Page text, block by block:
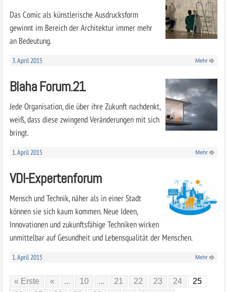
Das Comic als künstlerische Ausdrucksform
gewinnt im Bereich der Architektur immer mehr
an Bedeutung.
3. April 2015 Mehr
Blaha Forum.21
Jede Organisation, die über ihre Zukunft nachdenkt,
weiß, dass diese zwingend Veränderungen mit sich
bringt.
1. April 2015 Mehr
VDI-Expertenforum
Mensch und Technik, näher als in einer Stadt
können sie sich kaum kommen. Neue Ideen,
Innovationen und zukunftsfähige Techniken wirken
unmittelbar auf Gesundheit und Lebensqualität der Menschen.
1. April 2015 Mehr
« Erste « ... 10 ... 21 22 23 24
25